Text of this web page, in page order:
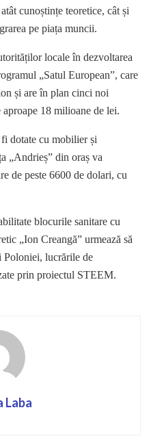
cunoștințe teoretice, cât și
pe piața muncii.
locale în dezvoltarea
„Satul European”, care
și are în plan cinci noi
18 milioane de lei.
dotate cu mobilier și
„Andrieș” din oraș va
de peste 6600 de dolari, cu
blocurile sanitare cu
„Ion Creangă” urmează să
lucrările de
prin proiectul STEEM.
Laba